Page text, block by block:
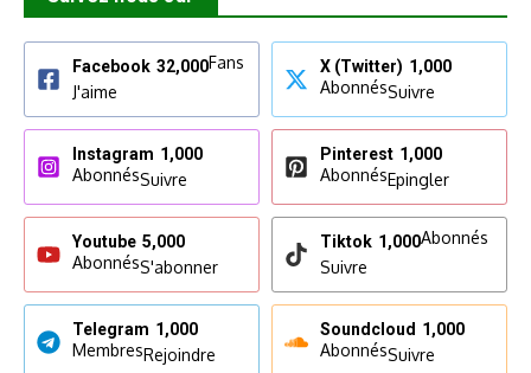
Facebook 32,000Fans
J'aime
X (Twitter) 1,000
AbonnésSuivre
Instagram 1,000
AbonnésSuivre
Pinterest 1,000
AbonnésEpingler
Youtube 5,000
AbonnésS'abonner
Tiktok 1,000Abonnés
Suivre
Telegram 1,000
MembresRejoindre
Soundcloud 1,000
AbonnésSuivre